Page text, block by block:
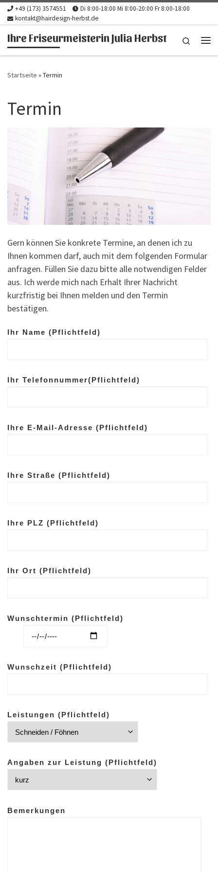
Zum Inhalt springen
+49 (173) 3574551
Di 8:00-18:00 Mi 8:00-20:00 Fr 8:00-18:00
kontakt@hairdesign-herbst.de
Ihre Friseurmeisterin Julia Herbst
Search
Startseite »Termin
Termin
Gern können Sie konkrete Termine, an denen ich zu
Ihnen kommen darf, auch mit dem folgenden Formular
anfragen. Füllen Sie dazu bitte alle notwendigen Felder
aus. Ich werde mich nach Erhalt Ihrer Nachricht
kurzfristig bei Ihnen melden und den Termin
bestätigen.
Ihr Name (Pflichtfeld)
Ihr Telefonnummer(Pflichtfeld)
Ihre E-Mail-Adresse (Pflichtfeld)
Ihre Straße (Pflichtfeld)
Ihre PLZ (Pflichtfeld)
Ihr Ort (Pflichtfeld)
Wunschtermin (Pflichtfeld)
Wunschzeit (Pflichtfeld)
Leistungen (Pflichtfeld)
Angaben zur Leistung (Pflichtfeld)
Bemerkungen